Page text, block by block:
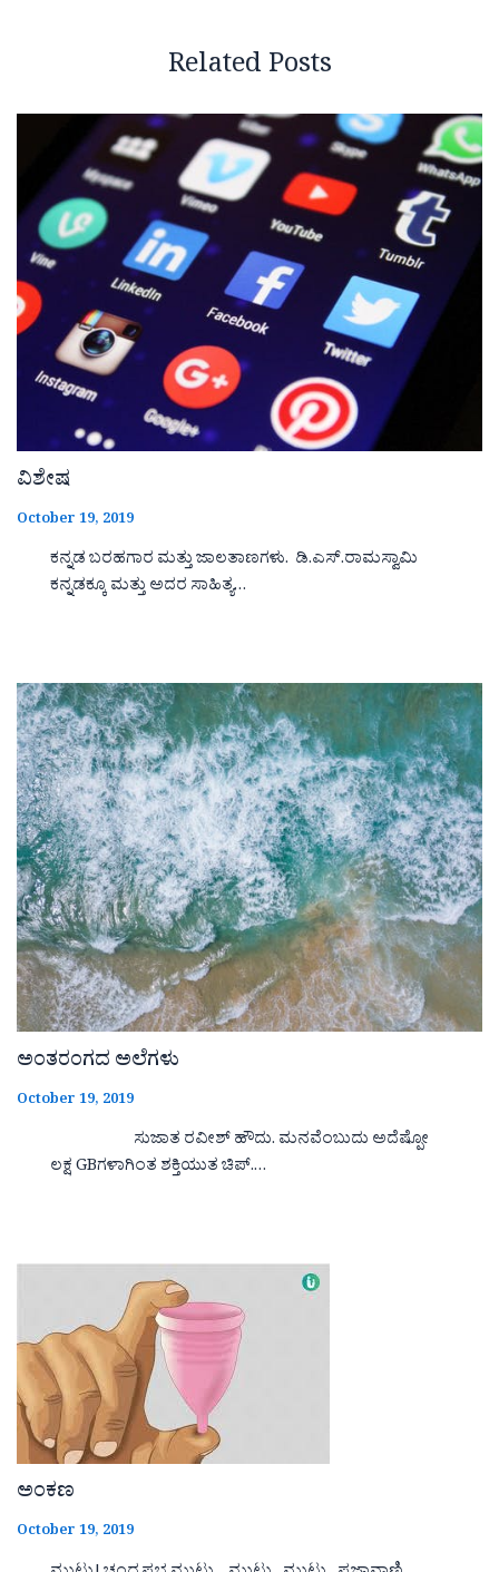
Related Posts
ವಿಶೇಷ
October 19, 2019
ಕನ್ನಡ ಬರಹಗಾರ ಮತ್ತು ಜಾಲತಾಣಗಳು. ಡಿ.ಎಸ್.ರಾಮಸ್ವಾಮಿ
ಕನ್ನಡಕ್ಕೂ ಮತ್ತು ಅದರ ಸಾಹಿತ್ಯ…
ಅಂತರಂಗದ ಅಲೆಗಳು
October 19, 2019
ಸುಜಾತ ರವೀಶ್ ಹೌದು. ಮನವೆಂಬುದು ಅದೆಷ್ಪೋ
ಲಕ್ಷ GBಗಳಾಗಿಂತ ಶಕ್ತಿಯುತ ಚಿಪ್.…
ಅಂಕಣ
October 19, 2019